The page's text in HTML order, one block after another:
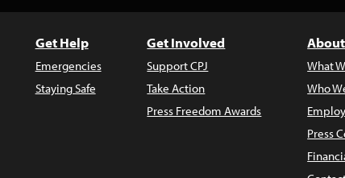
Get Help
Emergencies
Staying Safe
Get Involved
Support CPJ
Take Action
Press Freedom Awards
What
Who
Press